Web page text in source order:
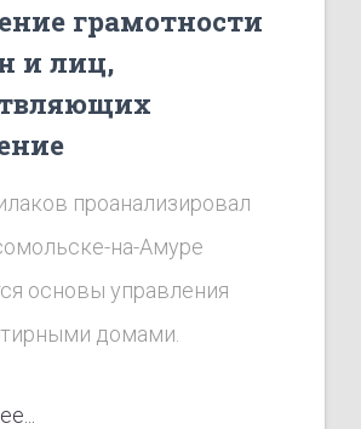
грамотности
и лиц,
проанализировал
на-Амуре
основы управления
домами.